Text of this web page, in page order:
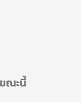
ณะนี้